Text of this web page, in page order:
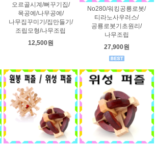
오르골시계/뻐꾸기집/
목공예/나무공예/
나무집꾸미기/집만들기/
조립모형/나무조립
12,500원
No280/워킹공룡로봇/
티라노사우러스/
공룡로봇기초원리/
나무조립
27,900원